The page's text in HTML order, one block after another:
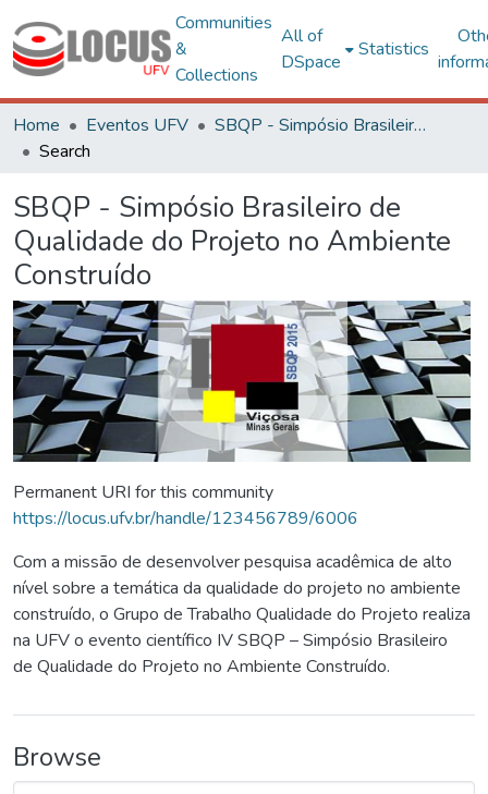
Communities
&
Collections
All of
DSpace
Statistics
Home Eventos UFV
SBQP - Simpósio Brasileiro de Qualidade do Projeto no Ambiente Construído
Search
SBQP - Simpósio Brasileiro de
Qualidade do Projeto no Ambiente
Construído
Permanent URI for this community
https://locus.ufv.br/handle/123456789/6006
Com a missão de desenvolver pesquisa acadêmica de alto
nível sobre a temática da qualidade do projeto no ambiente
construído, o Grupo de Trabalho Qualidade do Projeto realiza
na UFV o evento científico IV SBQP – Simpósio Brasileiro
de Qualidade do Projeto no Ambiente Construído.
Browse